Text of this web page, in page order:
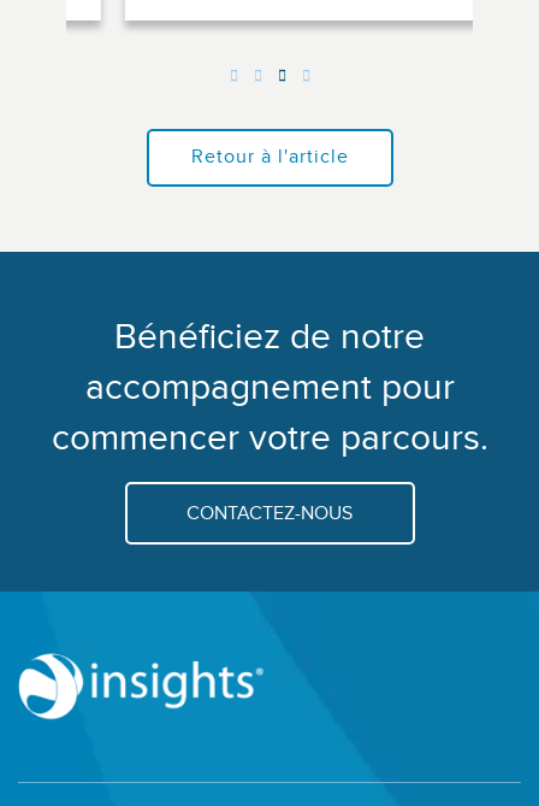
Retour à l'article
Bénéficiez de notre
accompagnement pour
commencer votre parcours.
CONTACTEZ-NOUS